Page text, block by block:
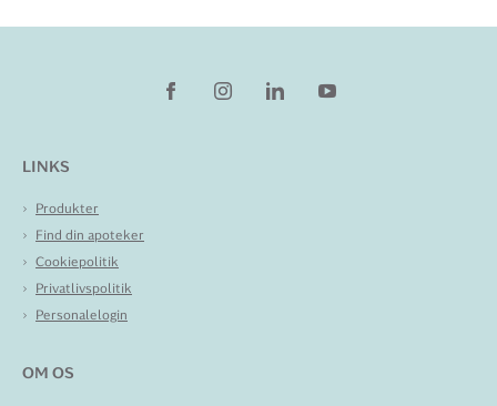
LINKS
Produkter
Find din apoteker
Cookiepolitik
Privatlivspolitik
Personalelogin
OM OS